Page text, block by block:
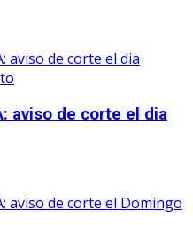
aviso de corte el dia